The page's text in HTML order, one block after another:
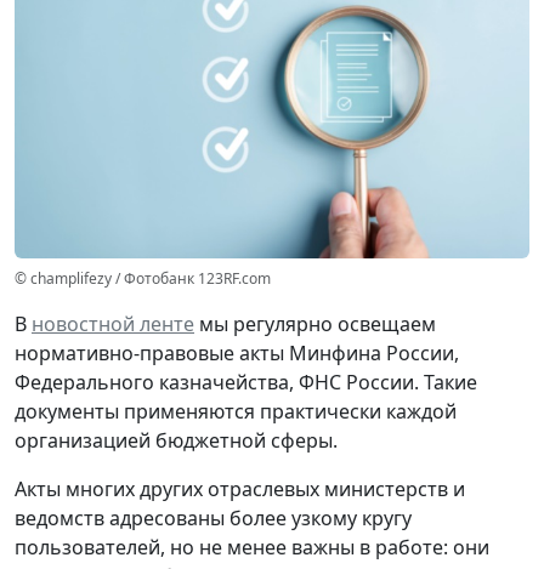
© champlifezy / Фотобанк 123RF.com
В новостной ленте мы регулярно освещаем
нормативно-правовые акты Минфина России,
Федерального казначейства, ФНС России. Такие
документы применяются практически каждой
организацией бюджетной сферы.
Акты многих других отраслевых министерств и
ведомств адресованы более узкому кругу
пользователей, но не менее важны в работе: они